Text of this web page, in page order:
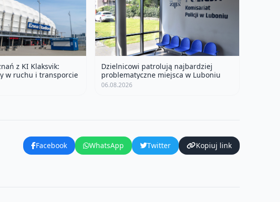
z KI Klaksvik:
w ruchu i transporcie
Dzielnicowi patrolują najbardziej
problematyczne miejsca w Luboniu
06.08.2026
Facebook WhatsApp Twitter Kopiuj link